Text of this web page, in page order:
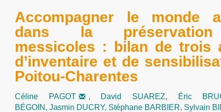
Sidebar
Accompagner le monde
dans la
messicoles : bilan de trois
d’inventaire et de
Poitou-Charentes
Céline PAGOT , David SUAREZ,
Éric
BÉGOIN, Jasmin DUCRY, Stéphane BARBIER, Sylvain